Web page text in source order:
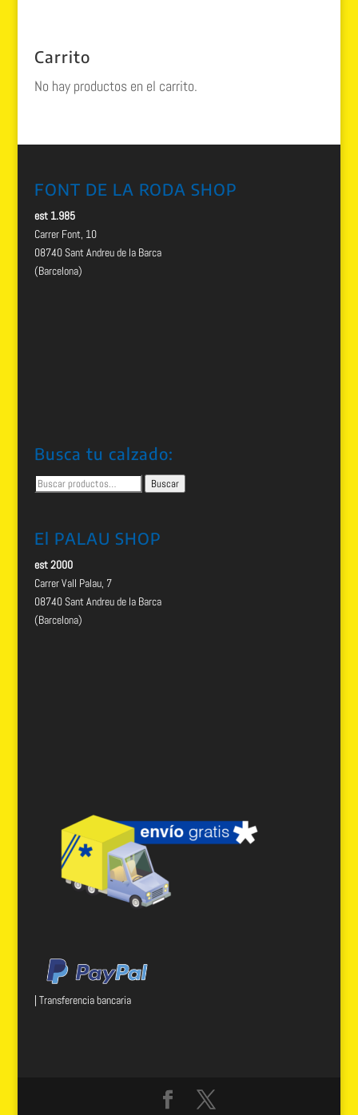
82.00 €.
Carrito
No hay productos en el carrito.
FONT DE LA RODA SHOP
est 1.985
Carrer Font, 10
08740 Sant Andreu de la Barca
(Barcelona)
Busca tu calzado:
Buscar
por:
Buscar
El PALAU SHOP
est 2000
Carrer Vall Palau, 7
08740 Sant Andreu de la Barca
(Barcelona)
| Transferencia bancaria